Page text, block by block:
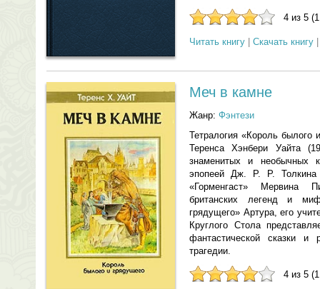
4 из 5
Читать книгу Скачать книгу
Меч в камне
Жанр: Фэнтези
Тетралогия «Король былого
Теренса Хэнбери Уайта
знаменитых и необычных
эпопеей Дж. Р. Р. Толкина
«Горменгаст» Мервина
британских легенд и
грядущего» Артура, его
Круглого Стола
фантастической сказки и
трагедии.
4 из 5